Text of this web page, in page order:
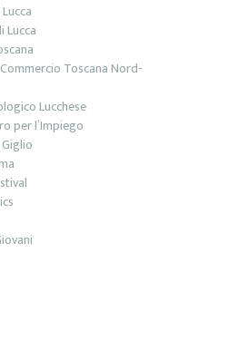
Lucca
Toscana Nord-
Lucchese
per l’Impiego